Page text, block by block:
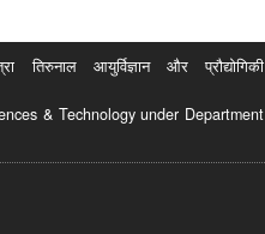
आयुर्विज्ञान और प्रौद्योगिकी
& Technology under Department